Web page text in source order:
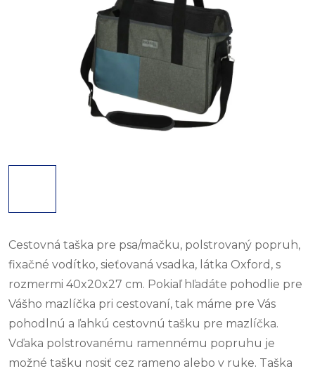
Cestovná taška pre psa/mačku, polstrovaný popruh,
fixačné vodítko, sieťovaná vsadka, látka Oxford, s
rozmermi 40x20x27 cm. Pokiaľ hľadáte pohodlie pre
Vášho mazlíčka pri cestovaní, tak máme pre Vás
pohodlnú a ľahkú cestovnú tašku pre mazlíčka.
Vďaka polstrovanému ramennému popruhu je
možné tašku nosiť cez rameno alebo v ruke. Taška